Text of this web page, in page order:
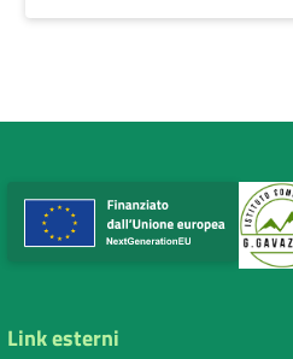
Link esterni